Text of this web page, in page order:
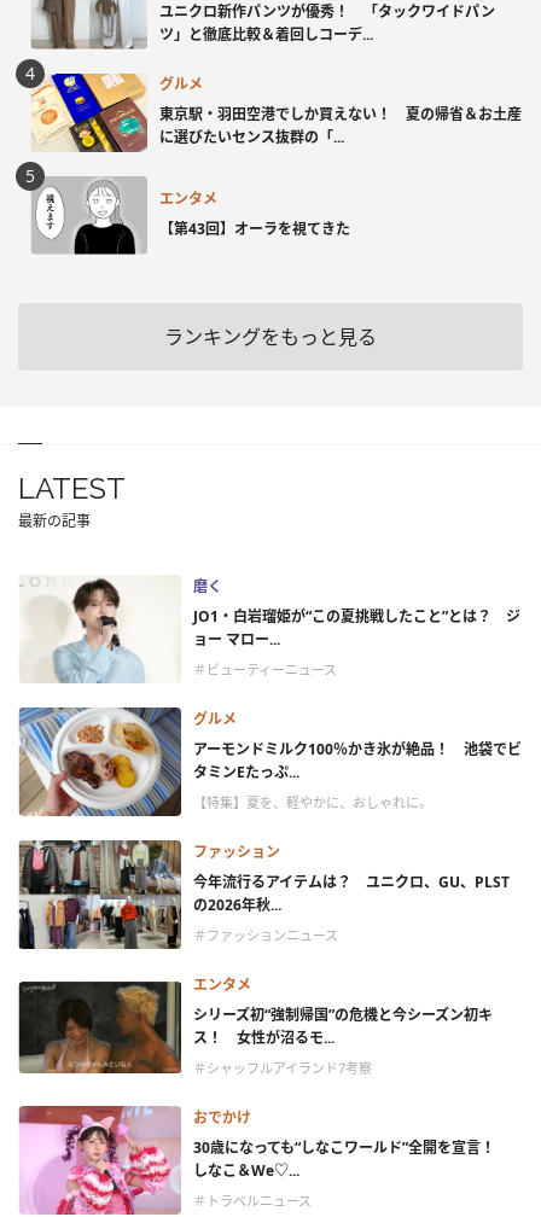
ユニクロ新作パンツが優秀！ 「タックワイドパン
ツ」と徹底比較＆着回しコーデ...
グルメ
東京駅・羽田空港でしか買えない！ 夏の帰省＆お土産
に選びたいセンス抜群の「...
エンタメ
【第43回】オーラを視てきた
ランキングをもっと見る
LATEST
最新の記事
磨く
JO1・白岩瑠姫が“この夏挑戦したこと”とは？ ジ
ョー マロー...
＃ビューティーニュース
グルメ
アーモンドミルク100％かき氷が絶品！ 池袋でビ
タミンEたっぷ...
【特集】夏を、軽やかに、おしゃれに。
ファッション
今年流行るアイテムは？ ユニクロ、GU、PLST
の2026年秋...
＃ファッションニュース
エンタメ
シリーズ初“強制帰国”の危機と今シーズン初キ
ス！ 女性が沼るモ...
＃シャッフルアイランド7考察
おでかけ
30歳になっても“しなこワールド”全開を宣言！
しなこ＆We♡...
＃トラベルニュース